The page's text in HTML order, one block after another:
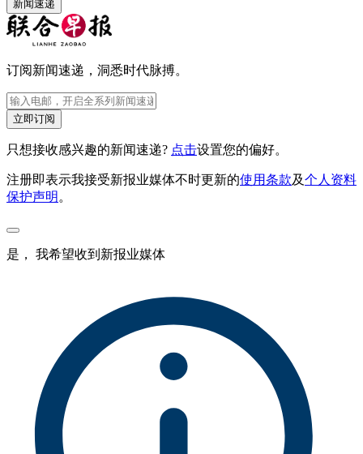
新闻速递
订阅新闻速递，洞悉时代脉搏。
立即订阅
只想接收感兴趣的新闻速递? 点击设置您的偏好。
注册即表示我接受新报业媒体不时更新的使用条款及个人资料
保护声明 。
是， 我希望收到新报业媒体